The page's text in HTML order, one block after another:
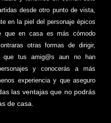
desde otro punto de vista,
en la piel del personaje épicos
que en casa es más cómodo
otras formas de dirigir,
tus amig@s aun no han
yconocerás a más
experiencia y que aseguro
las ventajas que no podrás
de casa.